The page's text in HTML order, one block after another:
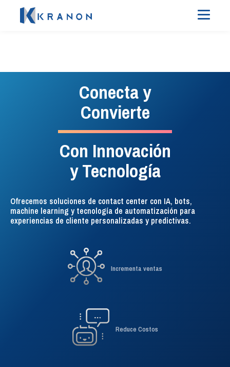
Conecta y
Convierte
Con Innovación
y Tecnología
Ofrecemos soluciones de contact center con IA, bots,
machine learning y tecnología de automatización para
experiencias de cliente personalizadas y predictivas.
Incrementa ventas
Reduce Costos
Experiencia del
cliente sin
complicaciones
Todos los tickets, todos los
análisis, ¡un solo lugar!
Descubre nuestra plataforma
al cliente y marketing al
siguiente nivel.
Administración
de telefonía
La solución de enrutamiento,
administración, monitoreo e
inteligencia de la telefonía para
VER DETALLES